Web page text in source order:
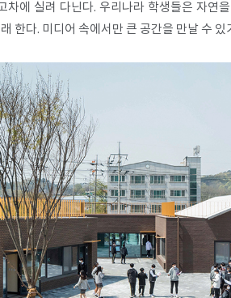
에 실려 다닌다. 우리나라 학생들은 자연
한다. 미디어 속에서만 큰 공간을 만날 수 있